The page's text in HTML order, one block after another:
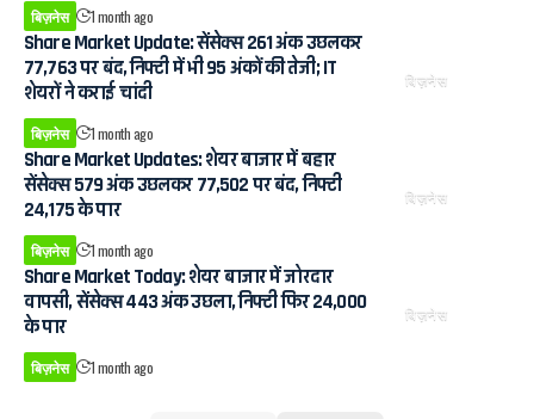
बिज़नेस 1 month ago
बिज़नेस
Share Market Update: सेंसेक्स 261 अंक उछलकर
77,763 पर बंद, निफ्टी में भी 95 अंकों की तेजी; IT
शेयरों ने कराई चांदी
बिज़नेस 1 month ago
बिज़नेस
Share Market Updates: शेयर बाजार में बहार
सेंसेक्स 579 अंक उछलकर 77,502 पर बंद, निफ्टी
24,175 के पार
बिज़नेस 1 month ago
बिज़नेस
Share Market Today: शेयर बाजार में जोरदार
वापसी, सेंसेक्स 443 अंक उछला, निफ्टी फिर 24,000
के पार
बिज़नेस 1 month ago